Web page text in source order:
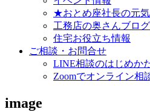
★おとめ座社長の元
工務店の奥さんブロ
住宅お役立ち情報
ご相談・お問合せ
LINE相談のはじめか
Zoomでオンライン相
image